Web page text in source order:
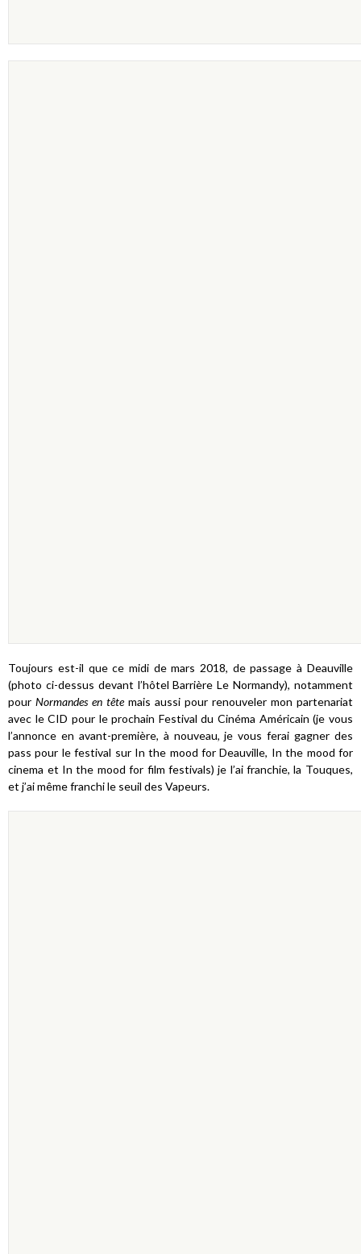
Toujours est-il que ce midi de mars 2018, de passage à Deauville
(photo ci-dessus devant l’hôtel Barrière Le Normandy), notamment
pourNormandes en têtemais aussi pour renouveler mon partenariat
avec le CID pour le prochain Festival du Cinéma Américain (je vous
l’annonce en avant-première, à nouveau, je vous ferai gagner des
pass pour le festival sur In the mood for Deauville, In the mood for
cinema et In the mood for film festivals) je l’ai franchie, la Touques,
et j’ai même franchi le seuil des Vapeurs.